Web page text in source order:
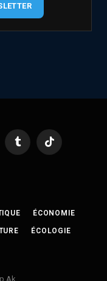
Tumblr TikTok
ÉCONOMIE
ÉCOLOGIE
Ak